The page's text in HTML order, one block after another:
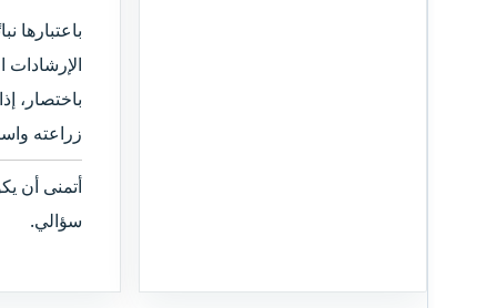
باعتبارها
الإرشادات
باختصار،
زراعته
أتمنى أن
سؤالي.